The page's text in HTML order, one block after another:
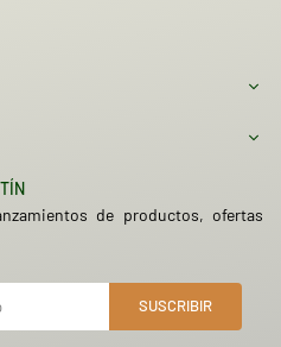
de productos, ofertas
SUSCRIBIR